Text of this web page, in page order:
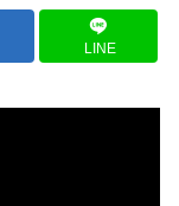
LINE